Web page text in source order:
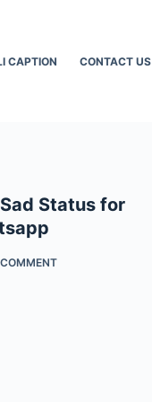
CAPTION CONTACT US
Status for